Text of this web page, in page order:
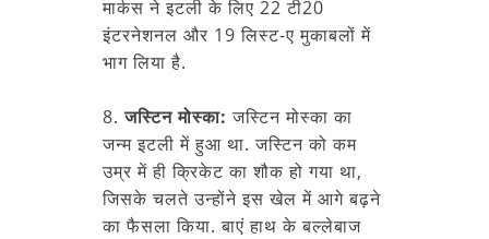
मार्कस ने इटली के लिए 22 टी20
इंटरनेशनल और 19 लिस्ट-ए मुकाबलों में
भाग लिया है.
8.जस्टिन मोस्का: जस्टिन मोस्का का
जन्म इटली में हुआ था. जस्टिन को कम
उम्र में ही क्रिकेट का शौक हो गया था,
जिसके चलते उन्होंने इस खेल में आगे बढ़ने
का फैसला किया. बाएं हाथ के बल्लेबाज